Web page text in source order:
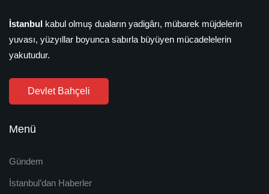
İstanbul kabul olmuş duaların yadigârı, mübarek müjdelerin
yuvası, yüzyıllar boyunca sabırla büyüyen mücadelelerin
yakutudur.
Devlet Bahçeli
Menü
Gündem
İstanbul’dan Haberler